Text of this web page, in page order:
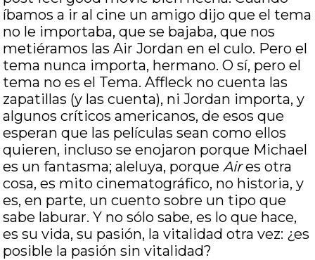
íbamos a ir al cine un amigo dijo que el tema
no le importaba, que se bajaba, que nos
metiéramos las Air Jordan en el culo. Pero el
tema nunca importa, hermano. O sí, pero el
tema no es el Tema. Affleck no cuenta las
zapatillas (y las cuenta), ni Jordan importa, y
algunos críticos americanos, de esos que
esperan que las películas sean como ellos
quieren, incluso se enojaron porque Michael
es un fantasma; aleluya, porqueAires otra
cosa, es mito cinematográfico, no historia, y
es, en parte, un cuento sobre un tipo que
sabe laburar. Y no sólo sabe, es lo que hace,
es su vida, su pasión, la vitalidad otra vez: ¿es
posible la pasión sin vitalidad?